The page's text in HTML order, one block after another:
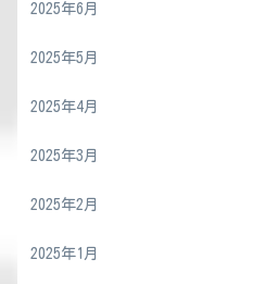
2025年6月
2025年5月
2025年4月
2025年3月
2025年2月
2025年1月